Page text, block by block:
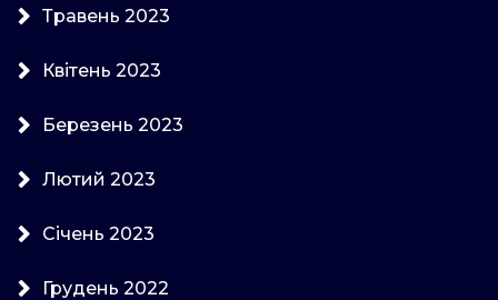
Травень 2023
Квітень 2023
Березень 2023
Лютий 2023
Січень 2023
Грудень 2022